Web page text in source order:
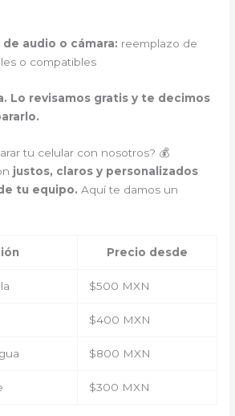
audio o cámara: reemplazo de
o compatibles
Lo revisamos gratis y te decimos
tu celular con nosotros? 💰
justos, claros y personalizados
tu equipo. Aquí te damos un
Precio desde
$500 MXN
$400 MXN
$800 MXN
$300 MXN